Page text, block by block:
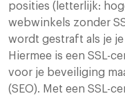
posities (letterlijk:
webwinkels zonder
wordt gestraft als je
Hiermee is een SSL-
voor je beveiliging
(SEO). Met een SSL-